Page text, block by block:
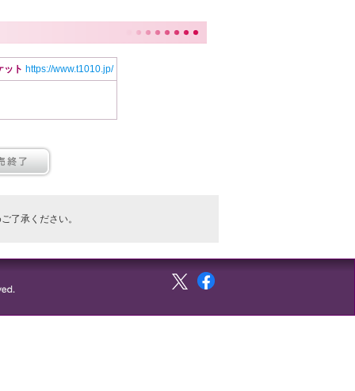
ト https://www.t1010.jp/
了承ください。